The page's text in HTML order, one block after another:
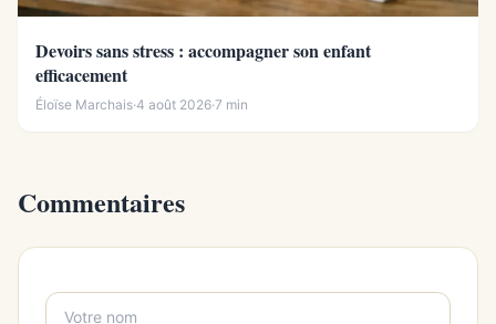
Devoirs sans stress : accompagner son enfant
efficacement
Éloïse Marchais·4 août 2026·7 min
Commentaires